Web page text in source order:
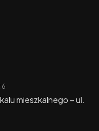
mieszkalnego – ul.